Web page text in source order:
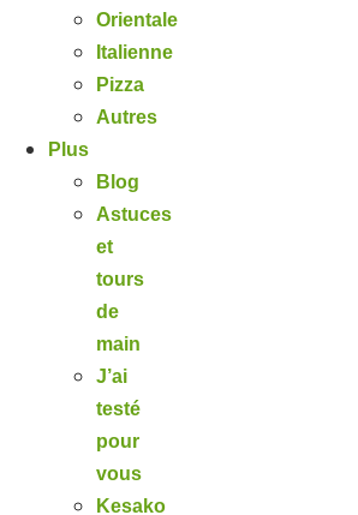
Orientale
Italienne
Pizza
Autres
Plus
Blog
Astuces
et
tours
de
main
J’ai
testé
pour
vous
Kesako